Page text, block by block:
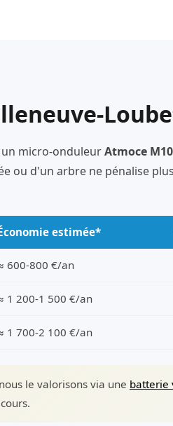
un micro-onduleurAtmoce
ou d'un arbre ne pénalise
estimée*
600-800 €/an
1 200-1 500 €/an
1 700-2 100 €/an
le valorisons via une batterie